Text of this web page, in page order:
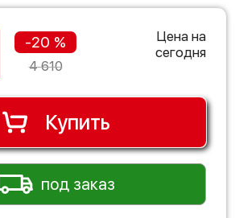
-20 %
4 610
Цена на
сегодня
Купить
под заказ